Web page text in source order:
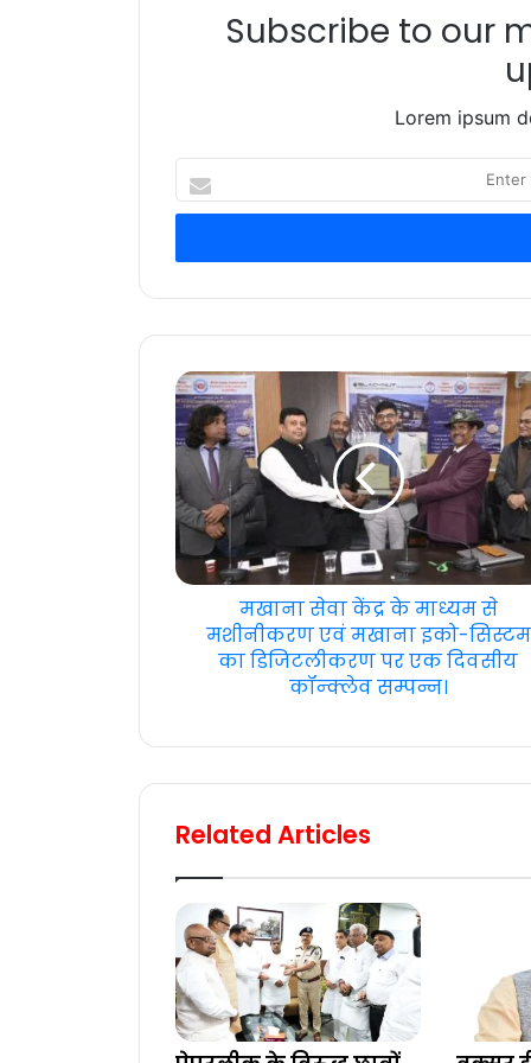
Subscribe to our
Lorem ipsum
your
address
मखाना सेवा केंद्र के माध्यम से
मशीनीकरण एवं मखाना इको-सिस्टम
का डिजिटलीकरण पर एक दिवसीय
कॉन्क्लेव सम्पन्न।
Related Articles